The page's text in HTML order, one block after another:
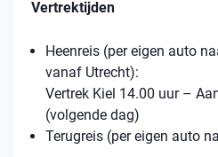
Vertrektijden
Heenreis (per eigen auto
vanaf Utrecht):
Vertrek Kiel 14.00 uur –
(volgende dag)
Terugreis (per eigen auto